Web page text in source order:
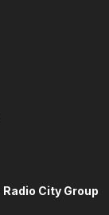
Radio City Group